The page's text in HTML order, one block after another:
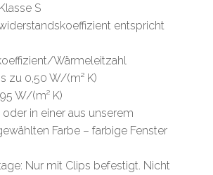
S
entspricht
Wärmeleitzahl
zu 0,50 W/(m² K)
W/(m² K)
oder in einer aus unserem
Farbe – farbige Fenster
Nur mit Clips befestigt. Nicht